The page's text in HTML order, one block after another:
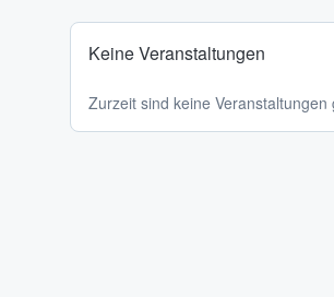
Keine Veranstaltungen
Zurzeit sind keine Veranstaltungen